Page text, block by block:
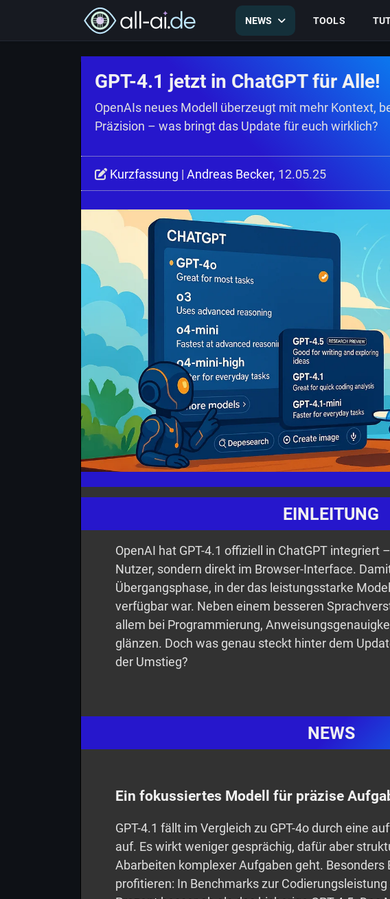
NEWS TOOLS
GPT-4.1 jetzt in ChatGPT für Alle!
OpenAIs neues Modell überzeugt mit mehr Kontext,
Präzision – was bringt das Update für euch wirklich?
Kurzfassung | Andreas Becker, 12.05.25
EINLEITUNG
OpenAI hat GPT-4.1 offiziell in ChatGPT integriert
Nutzer, sondern direkt im Browser-Interface.
Übergangsphase, in der das leistungsstarke
verfügbar war. Neben einem besseren
allem bei Programmierung,
glänzen. Doch was genau steckt hinter dem
der Umstieg?
NEWS
Ein fokussiertes Modell für präzise
GPT-4.1 fällt im Vergleich zu GPT-4o durch eine
auf. Es wirkt weniger gesprächig, dafür aber
Abarbeiten komplexer Aufgaben geht. Besonders
profitieren: In Benchmarks zur